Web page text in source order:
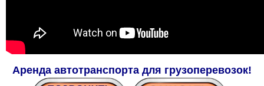
Аренда автотранспорта для грузоперевозок!